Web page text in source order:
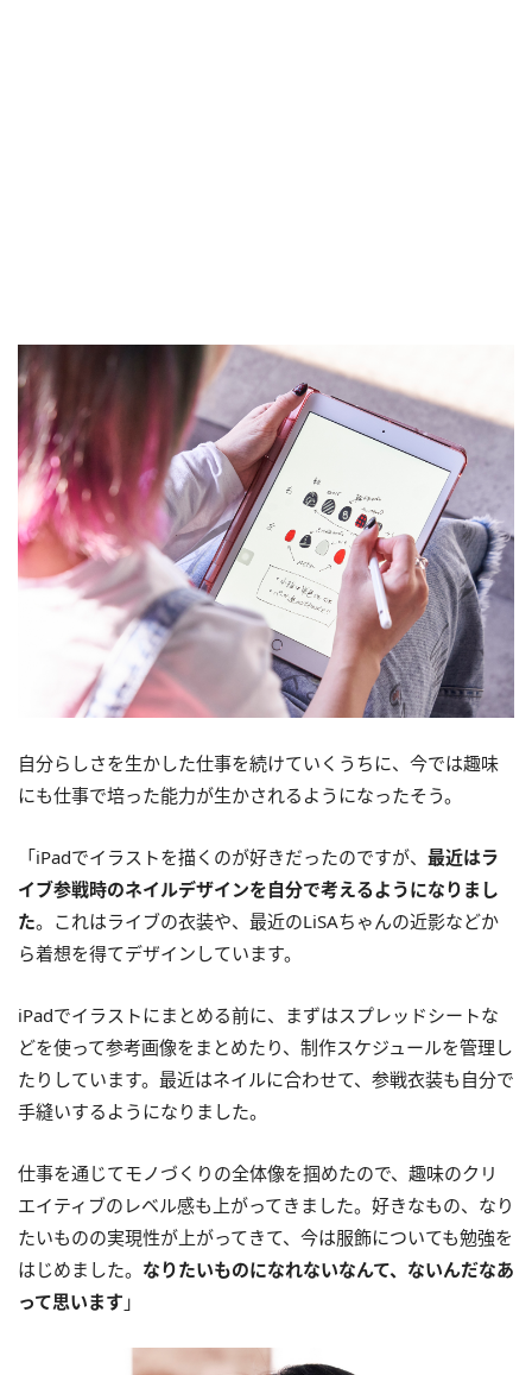
自分らしさを生かした仕事を続けていくうちに、今では趣味
にも仕事で培った能力が生かされるようになったそう。
「iPadでイラストを描くのが好きだったのですが、 最近はラ
イブ参戦時のネイルデザインを自分で考えるようになりまし
た。これはライブの衣装や、最近のLiSAちゃんの近影などか
ら着想を得てデザインしています。
iPadでイラストにまとめる前に、まずはスプレッドシートな
どを使って参考画像をまとめたり、制作スケジュールを管理し
たりしています。最近はネイルに合わせて、参戦衣装も自分で
手縫いするようになりました。
仕事を通じてモノづくりの全体像を掴めたので、趣味のクリ
エイティブのレベル感も上がってきました。好きなもの、なり
たいものの実現性が上がってきて、今は服飾についても勉強を
はじめました。 なりたいものになれないなんて、ないんだなあ
って思います 」